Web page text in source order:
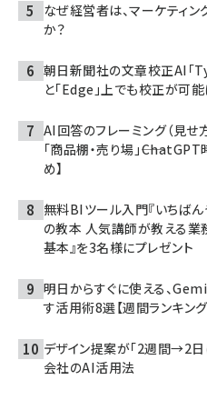
なぜ経営者は、マーケティ
か？
朝日新聞社の文章校正AI「
と「Edge」上でも校正が可
AI回答のフレーミング（見せ
「商品棚・売り場」
め】
無料BIツール入門『いちば
の教本 人気講師が教える業
基本』を3名様にプレゼント
明日からすぐに使える、
す活用術8選【週間ランキング
デザイン提案が「2週間→2
会社のAI活用法